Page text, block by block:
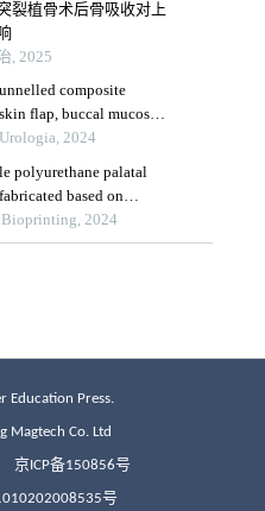
Education Press.
Magtech Co. Ltd
京ICP备150856号
号